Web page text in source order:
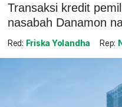
Transaksi kredit
nasabah Danamon
Red: Friska Yolandha Rep: